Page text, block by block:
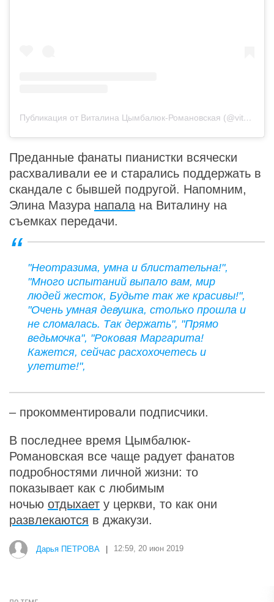
Публикация от Виталина Цымбалюк-Романовская (@vitalinaromanovskaya)
Преданные фанаты пианистки всячески
расхваливали ее и старались поддержать в
скандале с бывшей подругой. Напомним,
Элина Мазура напала на Виталину на
съемках передачи.
"Неотразима, умна и блистательна!",
"Много испытаний выпало вам, мир
людей жесток, Будьте так же красивы!",
"Очень умная девушка, столько прошла и
не сломалась. Так держать", "Прямо
ведьмочка", "Роковая Маргарита!
Кажется, сейчас расхохочетесь и
улетите!",
– прокомментировали подписчики.
В последнее время Цымбалюк-
Романовская все чаще радует фанатов
подробностями личной жизни: то
показывает как с любимым
ночью отдыхает у церкви, то как они
развлекаются в джакузи.
Дарья ПЕТРОВА 12:59, 20 июн 2019